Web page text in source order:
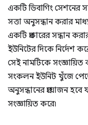
একটি ডিবাগিং সেশনের
সত্তা অনুসন্ধান করার
একটি প্রকারের সন্ধান
ইউনিটের দিকে নির্দেশ
সেই নামটিকে
সংকলন ইউনিট খুঁজে
অনুসন্ধানের প্রয়োজন
সংজ্ঞায়িত করে৷